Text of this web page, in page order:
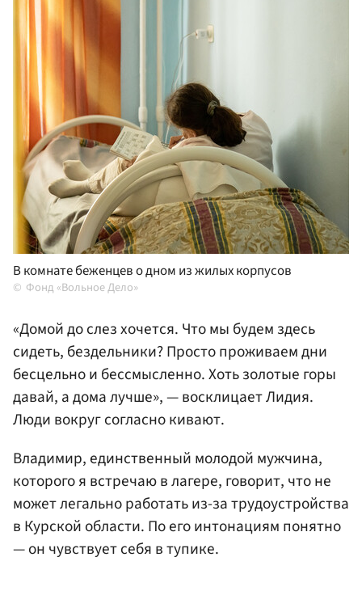
В комнате беженцев о дном из жилых корпусов
Фонд «Вольное Дело»
«Домой до слез хочется. Что мы будем здесь
сидеть, бездельники? Просто проживаем дни
бесцельно и бессмысленно. Хоть золотые горы
давай, а дома лучше», — восклицает Лидия.
Люди вокруг согласно кивают.
Владимир, единственный молодой мужчина,
которого я встречаю в лагере, говорит, что не
может легально работать из-за трудоустройства
в Курской области. По его интонациям понятно
— он чувствует себя в тупике.